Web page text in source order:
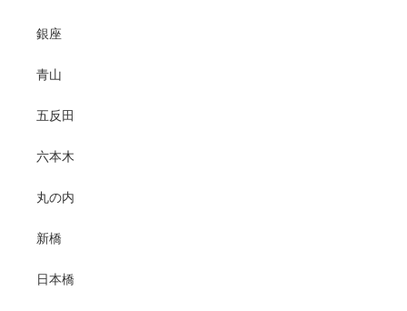
銀座
青山
五反田
六本木
丸の内
新橋
日本橋